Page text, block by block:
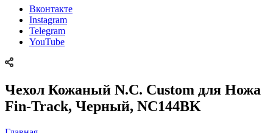
Вконтакте
Instagram
Telegram
YouTube
Чехол Кожаный N.C. Custom для Ножа
Fin-Track, Черный, NC144BK